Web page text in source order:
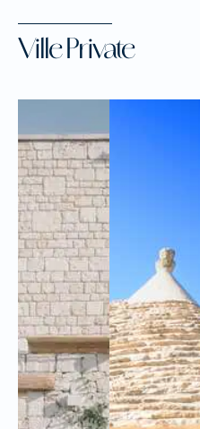
Ville Private